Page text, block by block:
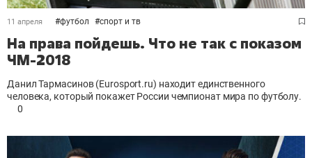
11 апреля #футбол #спорт и тв
На права пойдешь. Что не так с показом
ЧМ-2018
Данил Тармасинов (Eurosport.ru) находит единственного
человека, который покажет России чемпионат мира по футболу.
0